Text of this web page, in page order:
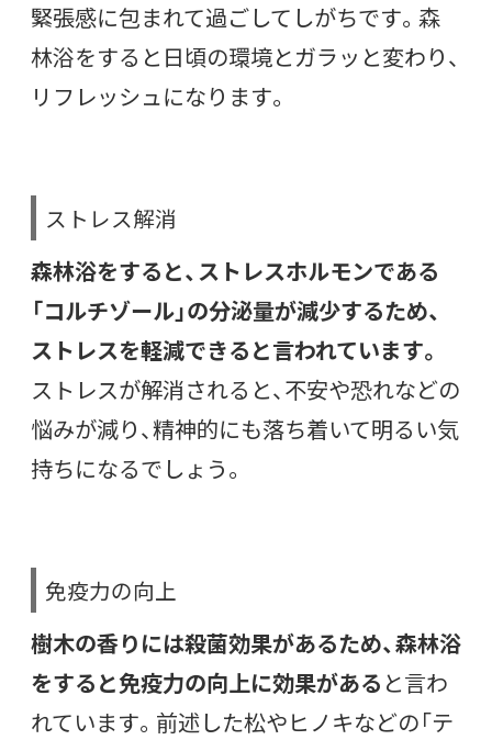
緊張感に包まれて過ごしてしがちです。森
林浴をすると日頃の環境とガラッと変わり、
リフレッシュになります。
ストレス解消
森林浴をすると、ストレスホルモンである
「コルチゾール」の分泌量が減少するため、
ストレスを軽減できると言われています。
ストレスが解消されると、不安や恐れなどの
悩みが減り、精神的にも落ち着いて明るい気
持ちになるでしょう。
免疫力の向上
樹木の香りには殺菌効果があるため、森林浴
をすると免疫力の向上に効果がある と言わ
れています。前述した松やヒノキなどの「テ